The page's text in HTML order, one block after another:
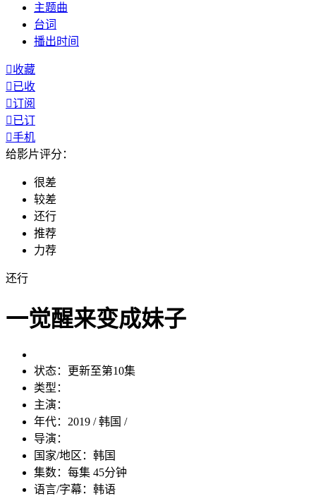
主题曲
台词
播出时间
收藏
已收
订阅
已订
手机
给影片评分：
很差
较差
还行
推荐
力荐
还行
一觉醒来变成妹子
状态：
更新至第10集
类型：
主演：
年代： 2019 / 韩国 /
导演：
国家/地区： 韩国
集数： 每集 45分钟
语言/字幕： 韩语